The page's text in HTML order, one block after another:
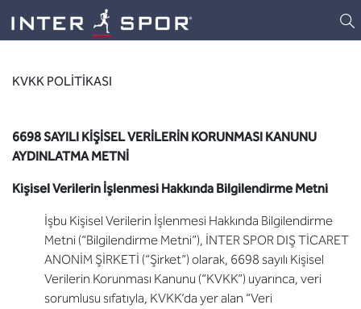
KVKK POLİTİKASI
6698 SAYILI KİŞİSEL VERİLERİN KORUNMASI KANUNU
AYDINLATMA METNİ
Kişisel Verilerin İşlenmesi Hakkında Bilgilendirme Metni
İşbu Kişisel Verilerin İşlenmesi Hakkında Bilgilendirme
Metni (“Bilgilendirme Metni”), İNTER SPOR DIŞ TİCARET
ANONİM ŞİRKETİ (“Şirket”) olarak, 6698 sayılı Kişisel
Verilerin Korunması Kanunu (“KVKK”) uyarınca, veri
sorumlusu sıfatıyla, KVKK’da yer alan “Veri